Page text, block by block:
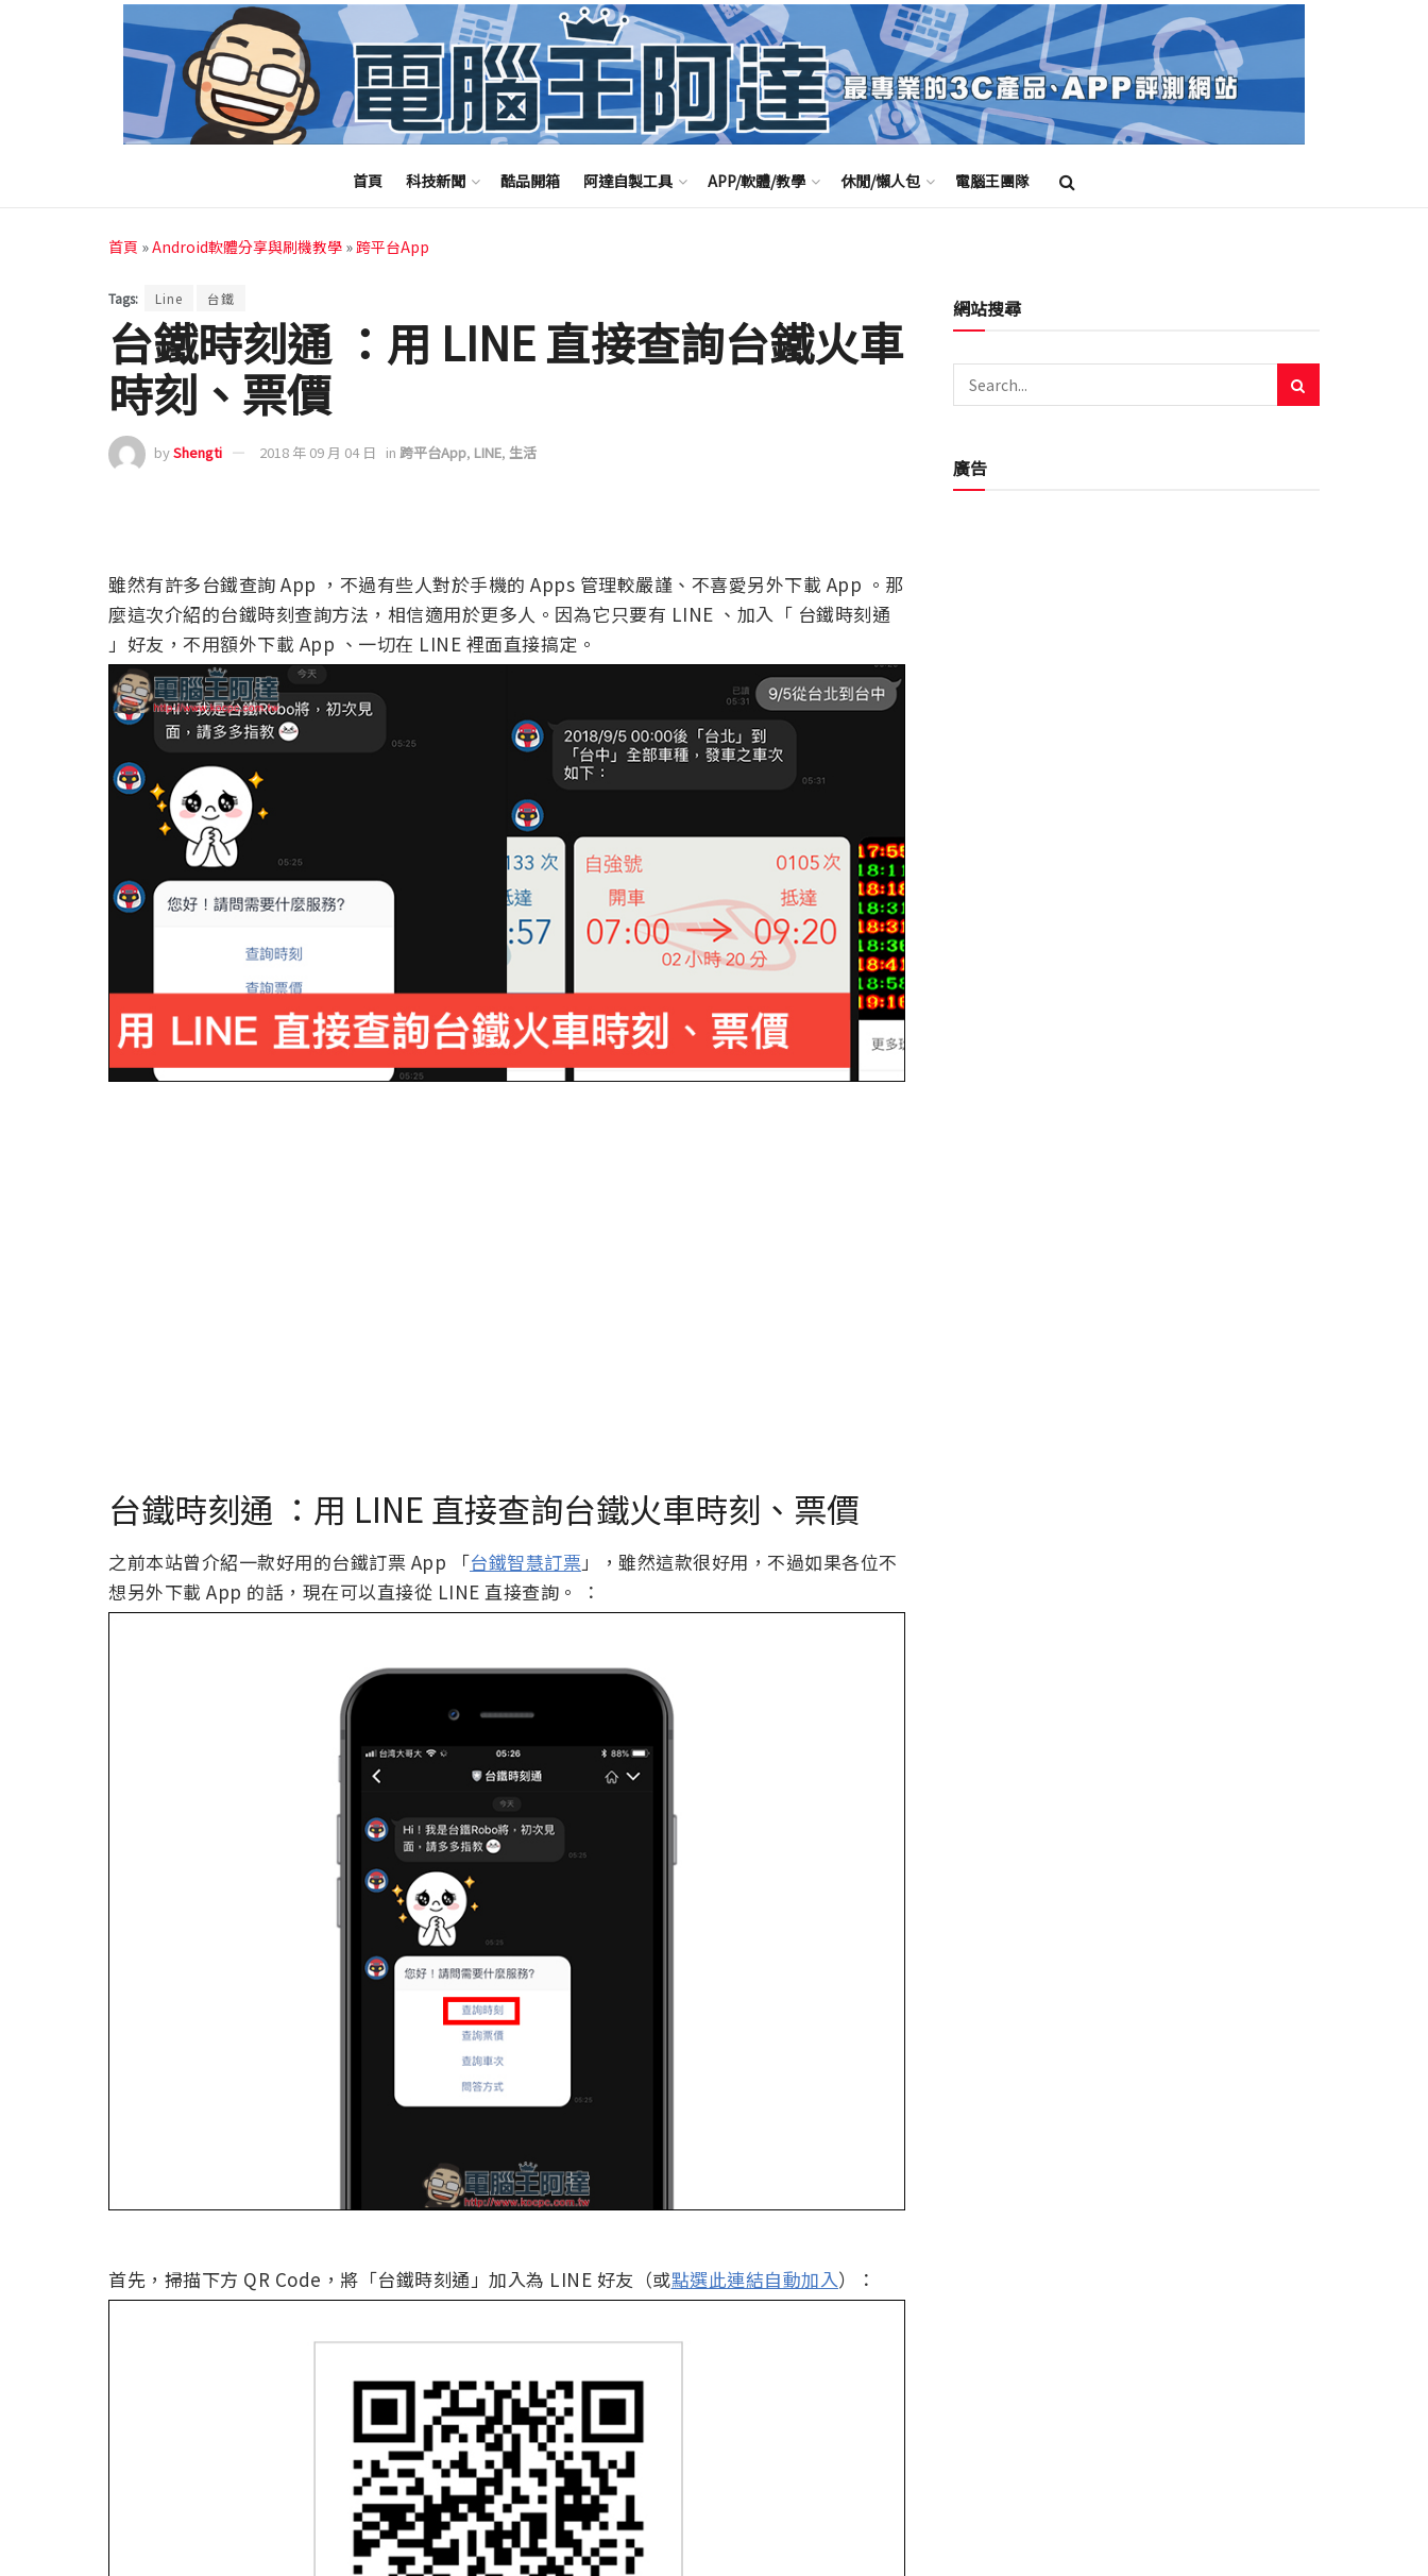
首頁 科技新聞 酷品開箱 阿達自製工具 APP/軟體/教學 休閒/懶人包 電腦王團隊
首頁 »Android軟體分享與刷機教學 »跨平台App
Tags: Line 台鐵
台鐵時刻通 ：用 LINE 直接查詢台鐵火車
時刻、票價
byShengti 2018 年 09 月 04 日 in 跨平台App, LINE, 生活
雖然有許多台鐵查詢 App ，不過有些人對於手機的 Apps 管理較嚴謹、不喜愛另外下載 App 。那
麼這次介紹的台鐵時刻查詢方法，相信適用於更多人。因為它只要有 LINE 、加入「 台鐵時刻通
」好友，不用額外下載 App 、一切在 LINE 裡面直接搞定。
台鐵時刻通 ：用 LINE 直接查詢台鐵火車時刻、票價
之前本站曾介紹一款好用的台鐵訂票 App 「台鐵智慧訂票」，雖然這款很好用，不過如果各位不
想另外下載 App 的話，現在可以直接從 LINE 直接查詢。 ：
首先，掃描下方 QR Code，將「台鐵時刻通」加入為 LINE 好友（或點選此連結自動加入）：
網站搜尋
廣告